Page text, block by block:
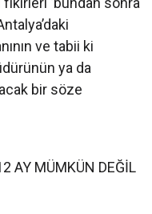
ve tabii ki
ya da
bir söze
AY MÜMKÜN DEĞİL